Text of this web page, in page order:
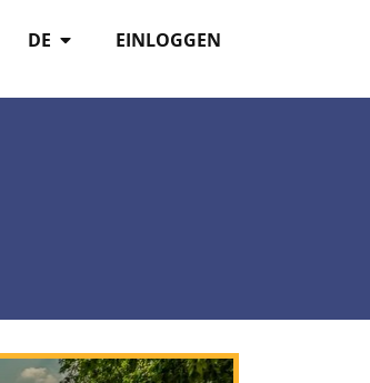
EINLOGGEN
DE